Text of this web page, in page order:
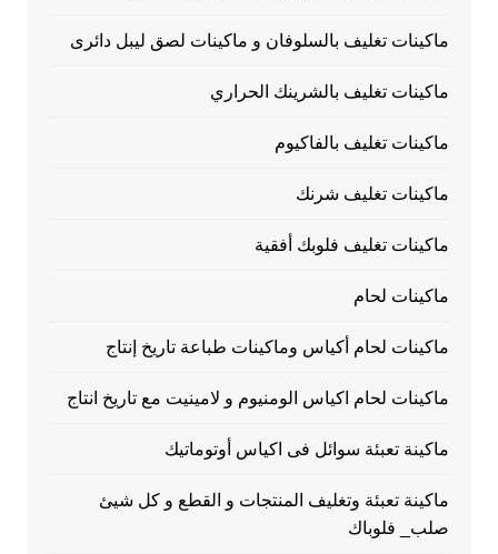
ماكينات تغليف بالسلوفان و ماكينات لصق ليبل دائرى
ماكينات تغليف بالشرينك الحراري
ماكينات تغليف بالفاكيوم
ماكينات تغليف شرنك
ماكينات تغليف فلوبك أفقية
ماكينات لحام
ماكينات لحام أكياس وماكينات طباعة تاريخ إنتاج
ماكينات لحام اكياس الومنيوم و لامينيت مع تاريخ انتاج
ماكينة تعبئة سوائل فى اكياس أوتوماتيك
ماكينة تعبئة وتغليف المنتجات و القطع و كل شيئ
صلب_ فلوباك